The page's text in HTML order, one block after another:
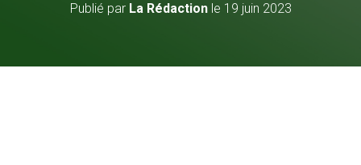
Publié par La Rédactionle 19 juin 2023